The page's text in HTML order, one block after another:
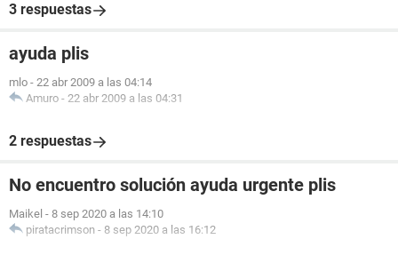
3 respuestas
ayuda plis
mlo - 22 abr 2009 a las 04:14
Amuro - 22 abr 2009 a las 04:31
2 respuestas
No encuentro solución ayuda urgente plis
Maikel - 8 sep 2020 a las 14:10
piratacrimson - 8 sep 2020 a las 16:12